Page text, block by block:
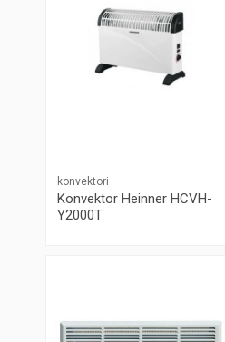
konvektori
Konvektor Heinner HCVH-
Y2000T